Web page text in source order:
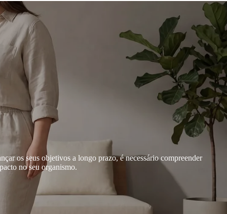
os seus objetivos a longo prazo, é necessário compreender
no seu organismo.